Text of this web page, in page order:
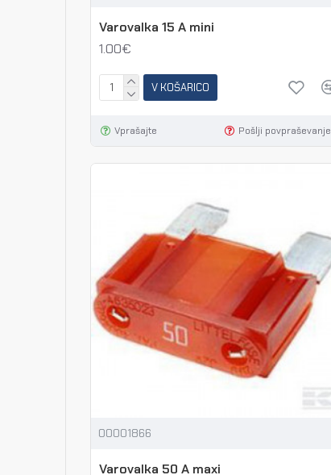
Varovalka 15 A mini
1.00€
V KOŠARICO
Vprašajte Pošlji povpraševanje
00001866
Varovalka 50 A maxi